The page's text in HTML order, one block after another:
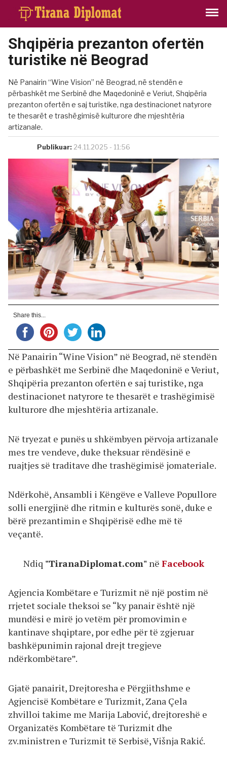
Shqipëria prezanton ofertën
turistike në Beograd
Në Panairin “Wine Vision” në Beograd, në stendën e
përbashkët me Serbinë dhe Maqedoninë e Veriut, Shqipëria
prezanton ofertën e saj turistike, nga destinacionet natyrore
te thesarët e trashëgimisë kulturore dhe mjeshtëria
artizanale.
Publikuar: 24.11.2025 - 11:56
Share this...
Në Panairin “Wine Vision” në Beograd, në stendën
e përbashkët me Serbinë dhe Maqedoninë e Veriut,
Shqipëria prezanton ofertën e saj turistike, nga
destinacionet natyrore te thesarët e trashëgimisë
kulturore dhe mjeshtëria artizanale.
Në tryezat e punës u shkëmbyen përvoja artizanale
mes tre vendeve, duke theksuar rëndësinë e
ruajtjes së traditave dhe trashëgimisë jomateriale.
Ndërkohë, Ansambli i Këngëve e Valleve Popullore
solli energjinë dhe ritmin e kulturës sonë, duke e
bërë prezantimin e Shqipërisë edhe më të
veçantë.
Ndiq "TiranaDiplomat.com" në Facebook
Agjencia Kombëtare e Turizmit në një postim në
rrjetet sociale theksoi se “ky panair është një
mundësi e mirë jo vetëm për promovimin e
kantinave shqiptare, por edhe për të zgjeruar
bashkëpunimin rajonal drejt tregjeve
ndërkombëtare”.
Gjatë panairit, Drejtoresha e Përgjithshme e
Agjencisë Kombëtare e Turizmit, Zana Çela
zhvilloi takime me Marija Labović, drejtoreshë e
Organizatës Kombëtare të Turizmit dhe
zv.ministren e Turizmit të Serbisë, Višnja Rakić.